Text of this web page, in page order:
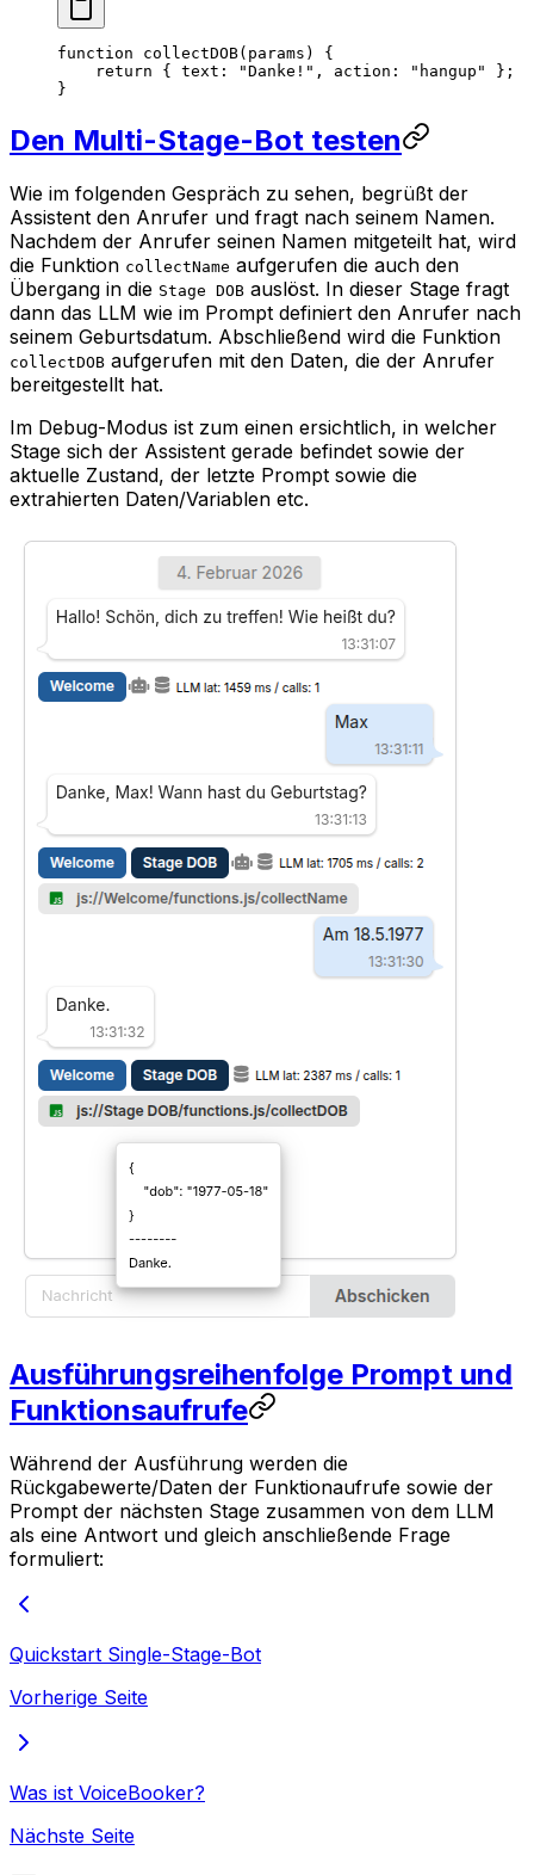
function collectDOB( params ) {
    return
{ text: "Danke!" , action: "hangup"
};
}
Den Multi-Stage-Bot testen
Wie im folgenden Gespräch zu sehen, begrüßt der
Assistent den Anrufer und fragt nach seinem Namen.
Nachdem der Anrufer seinen Namen mitgeteilt hat, wird
die Funktion collectName aufgerufen die auch den
Übergang in die Stage DOB auslöst. In dieser Stage fragt
dann das LLM wie im Prompt definiert den Anrufer nach
seinem Geburtsdatum. Abschließend wird die Funktion
collectDOB aufgerufen mit den Daten, die der Anrufer
bereitgestellt hat.
Im Debug-Modus ist zum einen ersichtlich, in welcher
Stage sich der Assistent gerade befindet sowie der
aktuelle Zustand, der letzte Prompt sowie die
extrahierten Daten/Variablen etc.
Ausführungsreihenfolge Prompt und
Funktionsaufrufe
Während der Ausführung werden die
Rückgabewerte/Daten der Funktionaufrufe sowie der
Prompt der nächsten Stage zusammen von dem LLM
als eine Antwort und gleich anschließende Frage
formuliert:
Quickstart Single-Stage-Bot
Vorherige Seite
Was ist VoiceBooker?
Nächste Seite